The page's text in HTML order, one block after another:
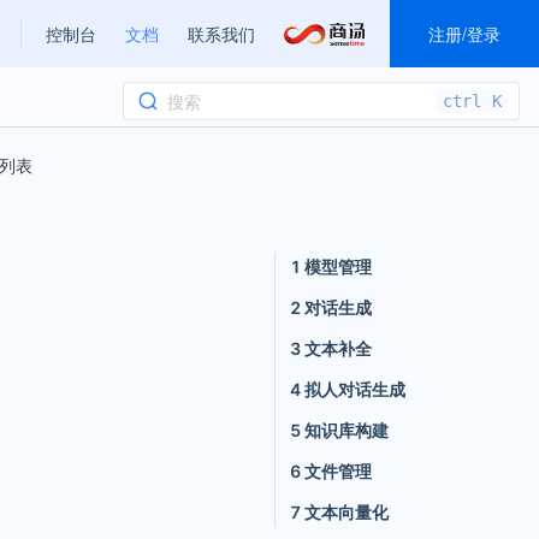
控制台 文档 联系我们 注册/登录
ctrl K
表
1 模型管理
2 对话生成
3 文本补全
4 拟人对话生成
5 知识库构建
6 文件管理
7 文本向量化